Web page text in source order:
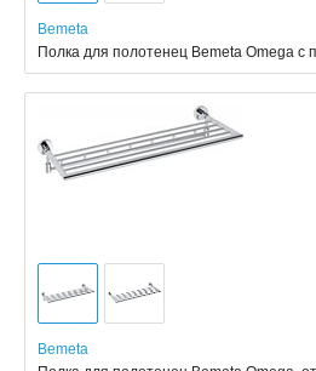
Bemeta
Полка для полотенец Bemeta Omega с
Bemeta